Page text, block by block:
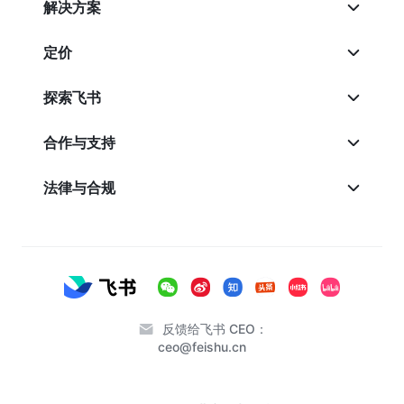
解决方案
定价
探索飞书
合作与支持
法律与合规
反馈给飞书 CEO：
ceo@feishu.cn